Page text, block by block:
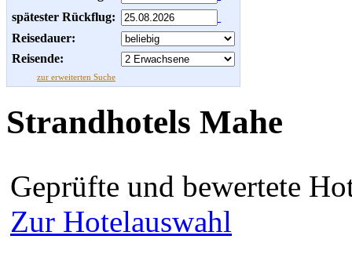
spätester Rückflug:
Reisedauer:
Reisende:
zur erweiterten Suche
Strandhotels Mahe
Geprüfte und bewertete
Zur Hotelauswahl